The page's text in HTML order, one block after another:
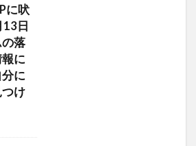
に吠
日
落
に
に
け